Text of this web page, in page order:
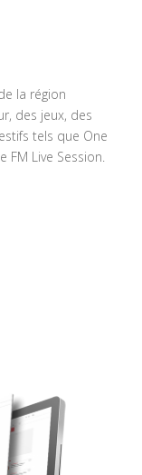
la région
des jeux, des
tels que One
FM Live Session.